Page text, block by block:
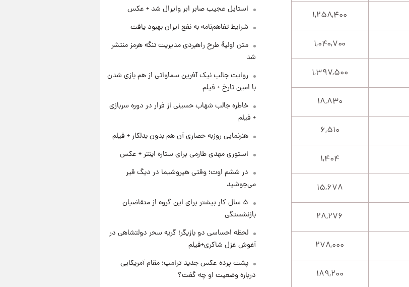
۱,۲۵۸,۴۰۰
۱,۰۴۰,۷۰۰
۱,۳۹۷,۵۰۰
۱۸,۸۳۰
۶,۵۱۰
۱,۴۰۴
۱۵,۶۷۸
۲۸,۲۷۶
۲۷۸,۰۰۰
۱۸۹,۲۰۰
اعلام شد؛ شاهین، کوییک، اطلس،
جدول
سیگنال‌های جدید برای بازار طلا؛
پیش‌بینی قیمت سکه و طلا فردا
استایل عجیب صابر ابر وایرال شد + عکس
شرایط تفاهم‌نامه به نفع ایران بهبود یافت
متن اولیۀ طرح راهبردی مدیریت تنگه هرمز منتشر
شد
روایت جالب نیک آفرین سماواتی از هم بازی شدن
با امین تارخ + فیلم
خاطره جالب شهاب حسینی از فرار در دوره سربازی
+ فیلم
هنرنمایی روزبه حصاری آن هم بدون بدلکار + فیلم
استوری مهدی طارمی برای ستاره اینتر + عکس
در ششم اوت؛ وقتی هیروشیما در دیگ قیر
می‌جوشید
۵ سال کار بیشتر برای این گروه از متقاضیان
بازنشستگی
لحظه احساسی دو بازیگر؛ گریه سحر دولتشاهی در
آغوش غزل شاکری+فیلم
پشت پرده عکس جدید ترامپ؛ مقام آمریکایی
درباره وضعیت او چه گفت؟